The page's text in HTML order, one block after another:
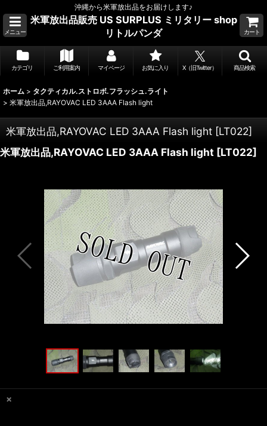
沖縄から米軍放出品をお届けします♪
メニュー
米軍放出品販売 US SURPLUS ミリタリー shop
リトルパンダ
カート
カテゴリ ご利用案内 マイページ お気に入り X（旧Twitter） 商品検索
ホーム > タクティカル.ストロボ.フラッシュ.ライト
> 米軍放出品,RAYOVAC LED 3AAA Flash light
米軍放出品,RAYOVAC LED 3AAA Flash light [LT022]
米軍放出品,RAYOVAC LED 3AAA Flash light [LT022]
×